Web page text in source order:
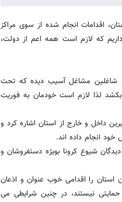
اقدامات انجام شده از سوی مراکز
که لازم است همه اعم از دولت،
و شاغلین مشاغل آسیب دیده که تحت
لذا لازم است خودمان به فوریت
کمک تعدادی از خیرین داخل و خارج از استان اشاره کرد و
انجام داده اند.
شیوع کرونا بویژه دستفروشان و
استان را اقدامی خوب عنوان و اذعان
نیستند، در چنین شرایطی می